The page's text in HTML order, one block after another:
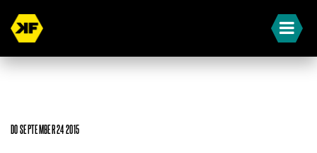
DO SEPTEMBER 24 2015